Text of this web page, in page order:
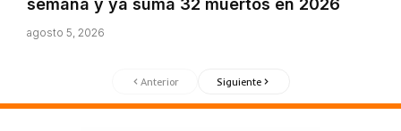
semana y ya suma 32 muertos en 2026
agosto 5, 2026
Anterior Siguiente